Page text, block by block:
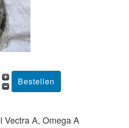
Vectra A, Omega A